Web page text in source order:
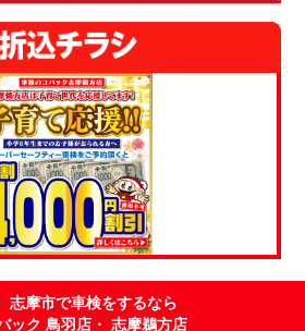
志摩市で車検をするなら
ック 鳥羽店・ 志摩鵜方店